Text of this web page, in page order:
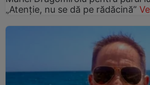
„Atenție, nu se dă pe rădăcină”